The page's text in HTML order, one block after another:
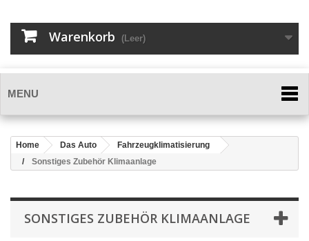
Warenkorb (Leer)
MENU
Home Das Auto
Fahrzeugklimatisierung
Sonstiges Zubehör Klimaanlage
SONSTIGES ZUBEHÖR KLIMAANLAGE